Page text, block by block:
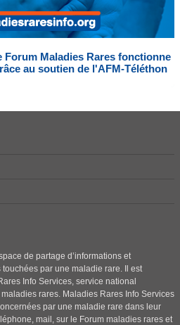
Forum Maladies Rares fonctionne
au soutien de l'AFM-Téléthon
de partage d’informations et
par une maladie rare. Il est
Info Services, service national
rares. Maladies Rares Info Services
par une maladie rare dans leur
mail, sur le Forum maladies rares et